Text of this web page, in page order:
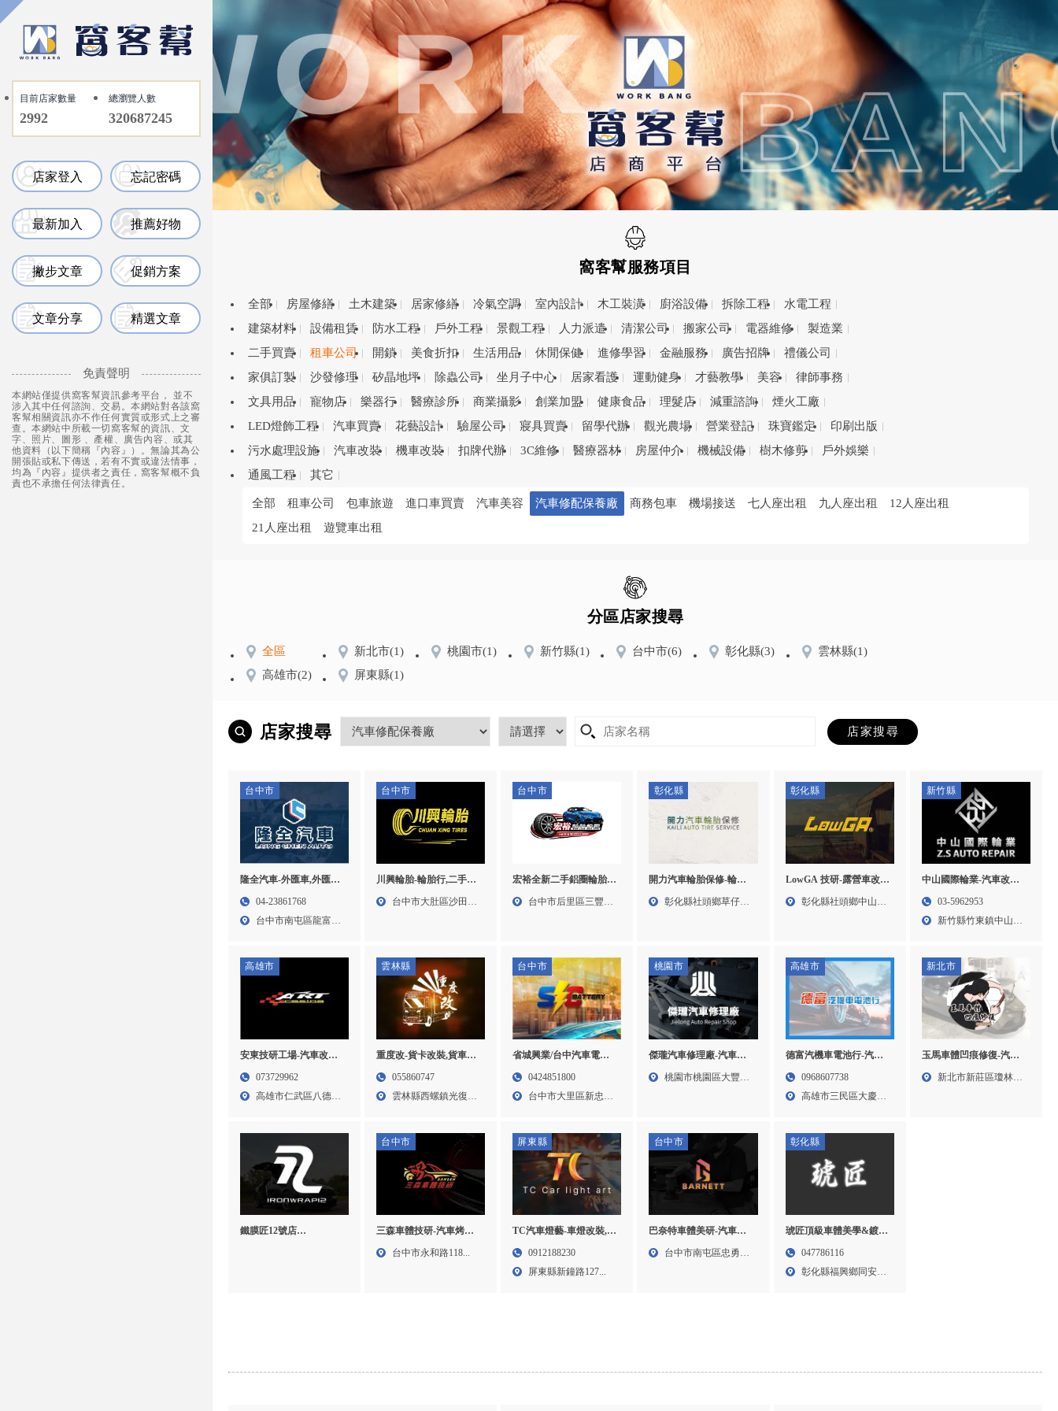
目前店家數量
2992
總瀏覽人數
320687245
店家登入 忘記密碼
最新加入 推薦好物
撇步文章 促銷方案
文章分享 精選文章
免責聲明
本網站僅提供窩客幫資訊參考平台， 並不
涉入其中任何諮詢、交易。本網站對各該窩
客幫相關資訊亦不作任何實質或形式上之審
查。本網站中所載一切窩客幫的資訊、文
字、照片、圖形 、產權、廣告內容、或其
他資料（以下簡稱『內容』）。無論其為公
開張貼或私下傳送，若有不實或違法情事，
均為『內容』提供者之責任，窩客幫概不負
責也不承擔任何法律責任。
窩客幫服務項目
全部 房屋修繕 土木建築 居家修繕 冷氣空調 室內設計 木工裝潢 廚浴設備 拆除工程
水電工程
建築材料
設備租賃 防水工程 戶外工程 景觀工程 人力派遣 清潔公司 搬家公司 電器維修
製造業
二手買賣
租車公司 開鎖 美食折扣 生活用品 休閒保健 進修學習 金融服務 廣告招牌
禮儀公司
家俱訂製
沙發修理 矽晶地坪 除蟲公司 坐月子中心 居家看護 運動健身 才藝教學 美容
律師事務
文具用品
寵物店 樂器行 醫療診所 商業攝影 創業加盟 健康食品 理髮店 減重諮詢
煙火工廠
LED燈飾工程
汽車買賣 花藝設計 驗屋公司 寢具買賣 留學代辦 觀光農場 營業登記 珠寶鑑定
印刷出版
污水處理設施
汽車改裝 機車改裝 扣牌代辦 3C維修 醫療器材 房屋仲介 機械設備 樹木修剪
戶外娛樂
通風工程
其它
全部 租車公司 包車旅遊 進口車買賣 汽車美容 汽車修配保養廠 商務包車 機場接送 七人座出租 九人座出租
12人座出租
21人座出租
遊覽車出租
分區店家搜尋
全區 新北市(1) 桃園市(1) 新竹縣(1) 台中市(6) 彰化縣(3) 雲林縣(1)
高雄市(2) 屏東縣(1)
店家搜尋
台中市
隆全汽車-外匯車,外匯車
推薦,外匯車商,台中外匯
04-23861768
台中市南屯區龍富路
台中市
川興輪胎-輪胎行,二手輪
胎行,輪胎更換,台中二手
台中市大肚區沙田路
台中市
宏裕全新二手鋁圈輪胎-
鋁圈安裝,換輪胎,修配廠,
台中市后里區三豐路
彰化縣
開力汽車輪胎保修-輪胎
行,輪胎更換,彰化輪胎行,
彰化縣社頭鄉草仔埤
彰化縣
LowGA 技研-露營車改
裝,行動餐車改裝,彰化露
彰化縣社頭鄉中山路
新竹縣
中山國際輪業-汽車改裝,
汽車輪胎更換,新竹汽車
03-5962953
新竹縣竹東鎮中山路
高雄市
安東技研工場-汽車改裝,
汽車改裝廠,高雄汽車改
073729962
高雄市仁武區八德南
雲林縣
重度改-貨卡改裝,貨車改
燈,雲林貨卡改裝,雲林貨
055860747
雲林縣西螺鎮光復東
台中市
省城興業/台中汽車電池-
換電池,汽車換電池,台中
0424851800
台中市大里區新忠路
桃園市
傑瓏汽車修理廠-汽車維
修,汽車保養,桃園汽車維
桃園市桃園區大豐路
高雄市
德富汽機車電池行-汽車
電池更換,換汽車電池,高
池
0968607738
高雄市三民區大慶街
新北市
玉馬車體凹痕修復-汽車
凹痕修復,汽車刮痕修復,
新北市新莊區瓊林路
鐵膜匠12號店
台中市
三森車體技研-汽車烤漆,
汽車鈑金,汽車烤漆廠,台
台中市永和路118...
屏東縣
TC汽車燈藝-車燈改裝,汽
車大燈改裝,屏東車燈改
0912188230
屏東縣新鐘路127...
台中市
巴奈特車體美研-汽車鍍
膜,台中汽車鍍膜,汽車美
台中市南屯區忠勇路
彰化縣
琥匠頂級車體美學&鍍
膜-汽車鍍膜,車體鍍膜,彰
膜
047786116
彰化縣福興鄉同安村